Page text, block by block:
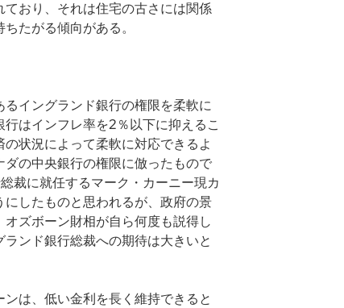
おり、それは住宅の古さには関係
たがる傾向がある。
イングランド銀行の権限を柔軟に
はインフレ率を2％以下に抑えるこ
状況によって柔軟に対応できるよ
の中央銀行の権限に倣ったもので
裁に就任するマーク・カーニー現カ
したものと思われるが、政府の景
ズボーン財相が自ら何度も説得し
ンド銀行総裁への期待は大きいと
は、低い金利を長く維持できると